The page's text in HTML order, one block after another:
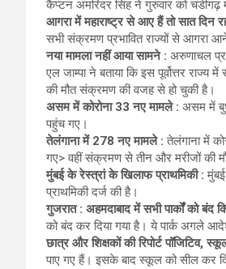
कैप्टन अमरिंदर सिंह ने गुरुवार को चंडीगढ़
आगरा में महाराष्ट्र से आए हैं तो सात दिन
सभी संक्रमण प्रभावित राज्यों से आगरा
नया मामला नहीं आया सामने : अरुणाचल
एल जाम्पा ने बताया कि इस पूर्वोत्तर
की मौत संक्रमण की वजह से हो चुकी है।
असम में कोरोना 33 नए मामले : असम में
पहुंच गए।
तेलंगाना में 278 नए मामले :तेलंगाना में
गए> वहीं संक्रमण से तीन और मरीजों की
मुंबई के रेस्त्रां के खिलाफ प्राथमिकी :
प्राथमिकी दर्ज की है।
गुजरात : अहमदाबाद में सभी पार्कों को बंद
को बंद कर दिया गया है। ये पार्क अगले
छात्र और शिक्षकों की रिपोर्ट पॉजिटिव,
पाए गए हैं। इसके बाद स्कूल को सील कर